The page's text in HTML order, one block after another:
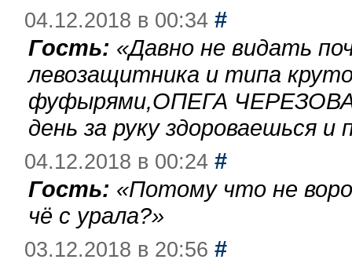
04.12.2018 в 00:34 #
Гость: «Давно не видать
левозащитника и типа
фуфырями,ОПЕГА
день за руку здороваешься
04.12.2018 в 00:24 #
Гость: «Потому что не
чё с урала?»
03.12.2018 в 20:56 #